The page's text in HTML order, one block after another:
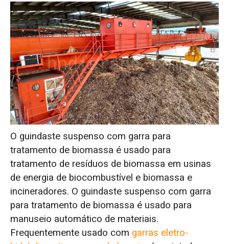
O guindaste suspenso com garra para
tratamento de biomassa é usado para
tratamento de resíduos de biomassa em usinas
de energia de biocombustível e biomassa e
incineradores. O guindaste suspenso com garra
para tratamento de biomassa é usado para
manuseio automático de materiais.
Frequentemente usado com garras eletro-